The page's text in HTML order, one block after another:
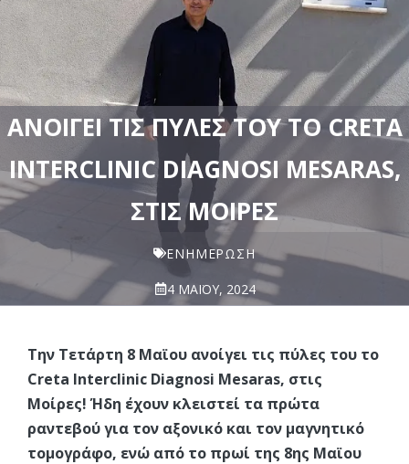
AΝΟΊΓΕΙ ΤΙΣ ΠΎΛΕΣ ΤΟΥ ΤΟ CRETA
INTERCLINIC DIAGNOSI MESARAS,
ΣΤΙΣ ΜΟΊΡΕΣ
ΕΝΗΜΈΡΩΣΗ
4 ΜΑΪ́ΟΥ, 2024
Την Τετάρτη 8 Μαϊου ανοίγει τις πύλες του το
Creta Interclinic Diagnosi Mesaras, στις
Μοίρες! Ήδη έχουν κλειστεί τα πρώτα
ραντεβού για τον αξονικό και τον μαγνητικό
τομογράφο, ενώ από το πρωί της 8ης Μαϊου